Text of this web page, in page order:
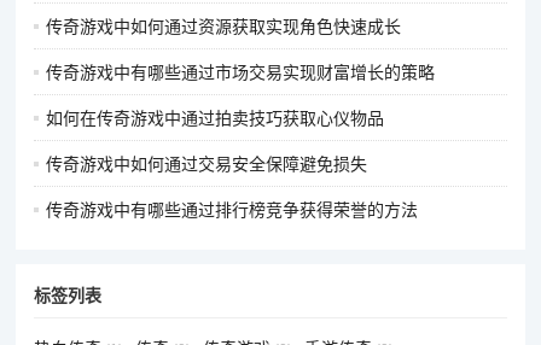
使道士的毒咒更具威力。
首饰搭配：戒指和项链选择带有增加毒属性伤害、提高技能命中
率的属性。增加毒属性伤害可以让道士的毒咒对敌人造成更高的
伤害，提高技能命中率则能确保毒咒的有效释放，让敌人难以躲
避。
防具选择：防具方面可以选择一些带有抗性减免或忽视敌人抗性
加显著。同时，也要保证一定的防御力和生命值，提高自身的生
传奇游戏中如何通过资源获取实现角色快速成长
传奇游戏中有哪些通过市场交易实现财富增长的策略
如何在传奇游戏中通过拍卖技巧获取心仪物品
传奇游戏中如何通过交易安全保障避免损失
传奇游戏中有哪些通过排行榜竞争获得荣誉的方法
标签列表